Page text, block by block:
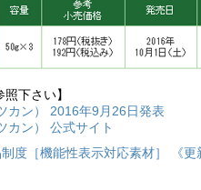
下さい】
カン） 2016年9月26日発表
カン） 公式サイト
度［機能性表示対応素材］ 《更